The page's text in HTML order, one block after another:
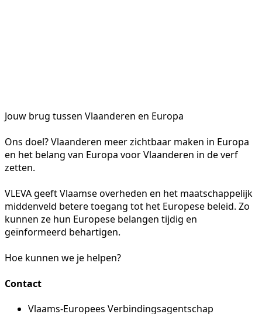
Jouw brug tussen Vlaanderen en Europa
Ons doel? Vlaanderen meer zichtbaar maken in Europa
en het belang van Europa voor Vlaanderen in de verf
zetten.
VLEVA geeft Vlaamse overheden en het maatschappelijk
middenveld betere toegang tot het Europese beleid. Zo
kunnen ze hun Europese belangen tijdig en
geïnformeerd behartigen.
Hoe kunnen we je helpen?
Contact
Vlaams-Europees Verbindingsagentschap